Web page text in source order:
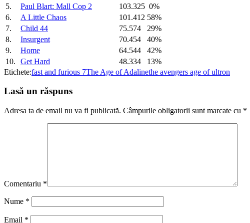
5.
Paul Blart: Mall Cop 2 103.325 0%
6.
A Little Chaos 101.412 58%
7.
Child 44 75.574
29%
8.
Insurgent 70.454
40%
9.
Home 64.544
42%
10.
Get Hard 48.334
13%
Etichete:fast and furious 7The Age of Adalinethe avengers age of ultron
Lasă un răspuns
Adresa ta de email nu va fi publicată. Câmpurile obligatorii sunt marcate cu *
Comentariu *
Nume *
Email *